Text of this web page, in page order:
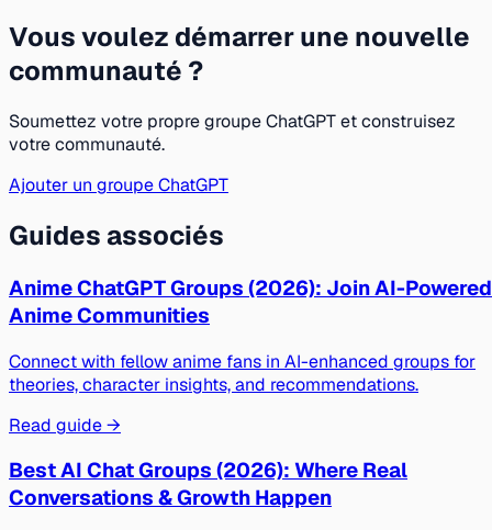
Vous voulez démarrer une nouvelle
communauté ?
Soumettez votre propre groupe ChatGPT et construisez
votre communauté.
Ajouter un groupe ChatGPT
Guides associés
Anime ChatGPT Groups (2026): Join AI-Powered
Anime Communities
Connect with fellow anime fans in AI-enhanced groups for
theories, character insights, and recommendations.
Read guide →
Best AI Chat Groups (2026): Where Real
Conversations & Growth Happen